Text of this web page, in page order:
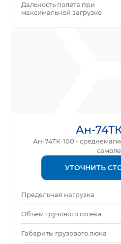
Дальность полета при
максимальной загрузке
Ан-
Ан-74ТК-100 -
УТОЧНИТЬ
Предельная нагрузка
Объем грузового отсека
Габариты грузового люка